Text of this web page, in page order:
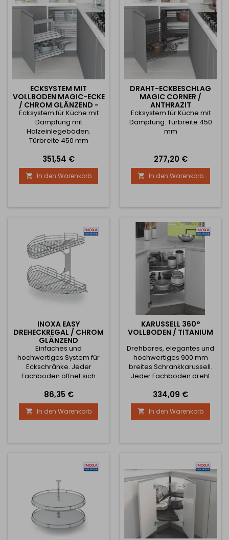
ECKSYSTEM MIT
VOLLBODEN MAGIC-ECKE
/ CHROM GLÄNZEND -
WEISS
Ecksystem für Küche mit
Dämpfung mit
Holzeinlegeböden.
Türbreite 450 mm
Preis
351,54 €
 In den Warenkorb
DRAHT-ECKBESCHLAG
MAGIC CORNER /
ANTHRAZIT
Ecksystem für Küche mit
Dämpfung. Türbreite 450
mm
Preis
277,20 €
 In den Warenkorb
INOXA EASY
DREHECKREGAL / CHROM
GLÄNZEND
Einfaches und
hochwertiges System für
Eckschränke. Jeder
Fachboden öffnet sich
Fachboden kann an der Tür
befestigt werden und öffnet
sich automatisch, wenn die
Tür geöffnet wird.
mm und Schrankbreite 800
Preis
86,35 €
 In den Warenkorb
KARUSSELL 360°
VOLLBODEN / TITANIUM
Drehbares, elegantes und
hochwertiges 900 mm
breites Schrankkarussell.
Jeder Fachboden dreht
voneinander rundherum
Höhenverstellbar von 670
mm - 720 mm Minimale
Schrankabmessungen: Für
864 mm Maximale
Preis
334,09 €
 In den Warenkorb